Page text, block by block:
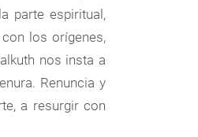
parte espiritual,
los orígenes,
nos insta a
Renuncia y
a resurgir con